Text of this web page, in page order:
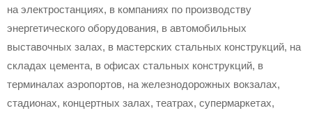
на электростанциях, в компаниях по производству
энергетического оборудования, в автомобильных
выставочных залах, в мастерских стальных конструкций, на
складах цемента, в офисах стальных конструкций, в
терминалах аэропортов, на железнодорожных вокзалах,
стадионах, концертных залах, театрах, супермаркетах,